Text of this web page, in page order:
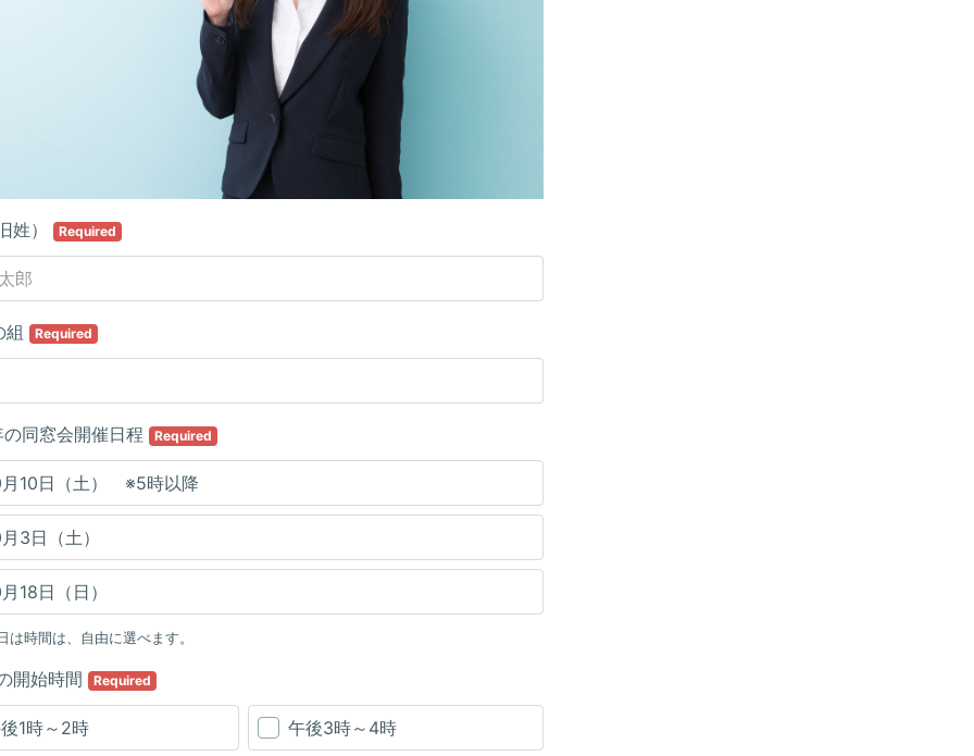
姓） Required
組 Required
同窓会開催日程 Required
月10日（土） ※5時以降
3日（土）
18日（日）
は時間は、自由に選べます。
開始時間 Required
1時～2時 午後3時～4時